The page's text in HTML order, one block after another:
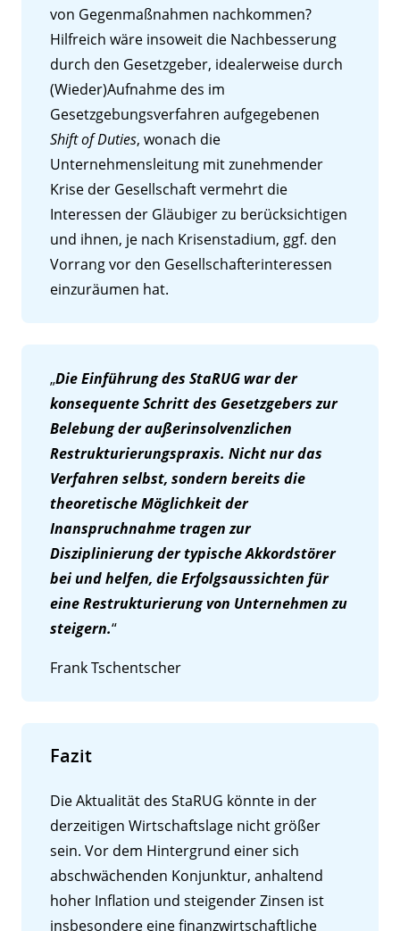
von Gegenmaßnahmen nachkommen?
Hilfreich wäre insoweit die Nachbesserung
durch den Gesetzgeber, idealerweise durch
(Wieder)Aufnahme des im
Gesetzgebungsverfahren aufgegebenen
Shift of Duties, wonach die
Unternehmensleitung mit zunehmender
Krise der Gesellschaft vermehrt die
Interessen der Gläubiger zu berücksichtigen
und ihnen, je nach Krisenstadium, ggf. den
Vorrang vor den Gesellschafterinteressen
einzuräumen hat.
„Die Einführung des StaRUG war der
konsequente Schritt des Gesetzgebers zur
Belebung der außerinsolvenzlichen
Restrukturierungspraxis. Nicht nur das
Verfahren selbst, sondern bereits die
theoretische Möglichkeit der
Inanspruchnahme tragen zur
Disziplinierung der typische Akkordstörer
bei und helfen, die Erfolgsaussichten für
eine Restrukturierung von Unternehmen zu
steigern.“
Frank Tschentscher
Fazit
Die Aktualität des StaRUG könnte in der
derzeitigen Wirtschaftslage nicht größer
sein. Vor dem Hintergrund einer sich
abschwächenden Konjunktur, anhaltend
hoher Inflation und steigender Zinsen ist
insbesondere eine finanzwirtschaftliche